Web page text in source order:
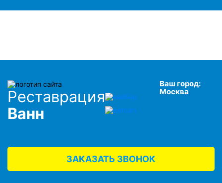
Реставрация
Ванн
Ваш город:
Москва
ЗАКАЗАТЬ ЗВОНОК